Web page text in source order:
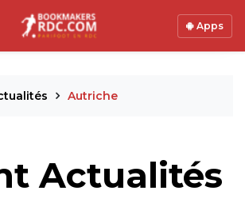
Apps
Autriche
Actualités